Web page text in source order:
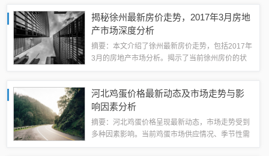
容，感受他们的演技魅力。不得不提的是主演...
揭秘徐州最新房价走势，2017年3月房地
产市场深度分析
摘要：本文介绍了徐州最新房价走势，包括2017年
3月的房地产市场分析。揭示了当前徐州房价的状
信息和洞察。从概况到购房策略导读：随...
河北鸡蛋价格最新动态及市场走势与影
响因素分析
摘要：河北鸡蛋价格呈现最新动态，市场走势受到
多种因素影响。当前鸡蛋市场供应情况、季节性需